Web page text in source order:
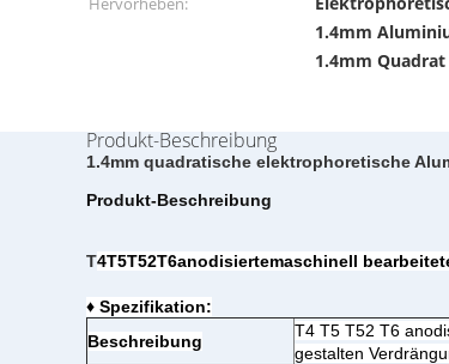
1.4mm
1.4mm
Produkt-Beschreibung
1.4mm quadratische elektrophoretische
Produkt-Beschreibung
T4T5T52T6anodisiertemaschinell
♦ Spezifikation:
Beschreibung
T4 T5 T52 T6
gestalten